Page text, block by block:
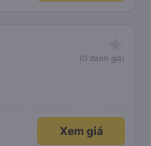
(0 đánh giá)
Xem giá